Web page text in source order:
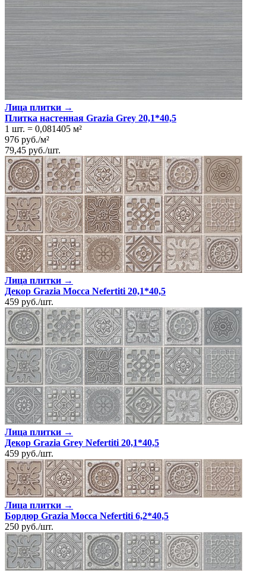
Лица плитки →
Плитка настенная Grazia Grey 20,1*40,5
1 шт. = 0,081405 м²
976 руб./м²
79,45 руб./шт.
Лица плитки →
Декор Grazia Mocca Nefertiti 20,1*40,5
459 руб./шт.
Лица плитки →
Декор Grazia Grey Nefertiti 20,1*40,5
459 руб./шт.
Лица плитки →
Бордюр Grazia Mocca Nefertiti 6,2*40,5
250 руб./шт.